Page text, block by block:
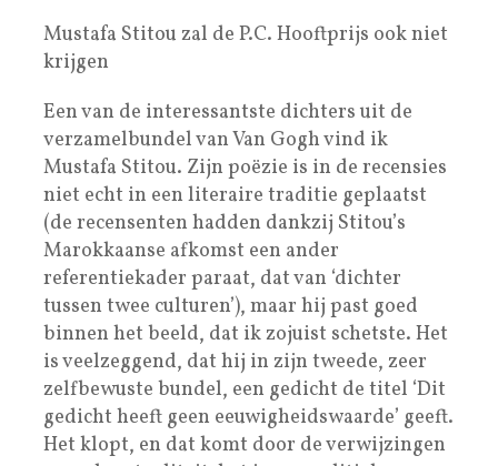
Mustafa Stitou zal de P.C. Hooftprijs ook niet
krijgen
Een van de interessantste dichters uit de
verzamelbundel van Van Gogh vind ik
Mustafa Stitou. Zijn poëzie is in de recensies
niet echt in een literaire traditie geplaatst
(de recensenten hadden dankzij Stitou’s
Marokkaanse afkomst een ander
referentiekader paraat, dat van ‘dichter
tussen twee culturen’), maar hij past goed
binnen het beeld, dat ik zojuist schetste. Het
is veelzeggend, dat hij in zijn tweede, zeer
zelfbewuste bundel, een gedicht de titel ‘Dit
gedicht heeft geen eeuwigheidswaarde’ geeft.
Het klopt, en dat komt door de verwijzingen